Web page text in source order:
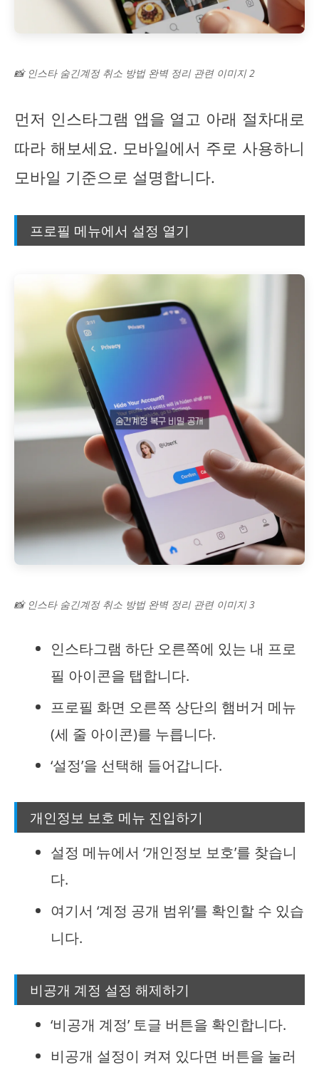
📸 인스타 숨긴계정 취소 방법 완벽 정리 관련 이미지 2
먼저 인스타그램 앱을 열고 아래 절차대로
따라 해보세요. 모바일에서 주로 사용하니
모바일 기준으로 설명합니다.
프로필 메뉴에서 설정 열기
📸 인스타 숨긴계정 취소 방법 완벽 정리 관련 이미지 3
인스타그램 하단 오른쪽에 있는 내 프로
필 아이콘을 탭합니다.
프로필 화면 오른쪽 상단의 햄버거 메뉴
(세 줄 아이콘)를 누릅니다.
‘설정’을 선택해 들어갑니다.
개인정보 보호 메뉴 진입하기
설정 메뉴에서 ‘개인정보 보호’를 찾습니
다.
여기서 ‘계정 공개 범위’를 확인할 수 있습
니다.
비공개 계정 설정 해제하기
‘비공개 계정’ 토글 버튼을 확인합니다.
비공개 설정이 켜져 있다면 버튼을 눌러